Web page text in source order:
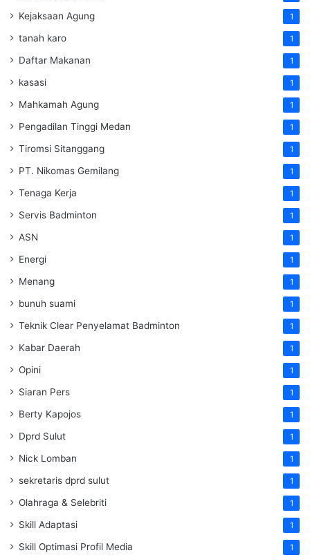
Kejaksaan Agung 1
tanah karo 1
Daftar Makanan 1
kasasi 1
Mahkamah Agung 1
Pengadilan Tinggi Medan 1
Tiromsi Sitanggang 1
PT. Nikomas Gemilang 1
Tenaga Kerja 1
Servis Badminton 1
ASN 1
Energi 1
Menang 1
bunuh suami 1
Teknik Clear Penyelamat Badminton 1
Kabar Daerah 1
Opini 1
Siaran Pers 1
Berty Kapojos 1
Dprd Sulut 1
Nick Lomban 1
sekretaris dprd sulut 1
Olahraga & Selebriti 1
Skill Adaptasi 1
Skill Optimasi Profil Media 1